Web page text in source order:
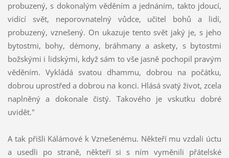
probuzený, s dokonalým věděním a jednáním, takto jdoucí,
vidící svět, neporovnatelný vůdce, učitel bohů a lidí,
probuzený, vznešený. On ukazuje tento svět jaký je, s jeho
bytostmi, bohy, démony, bráhmany a askety, s bytostmi
božskými i lidskými, když sám to vše jasně pochopil pravým
věděním. Vykládá svatou dhammu, dobrou na počátku,
dobrou uprostřed a dobrou na konci. Hlásá svatý život, zcela
naplněný a dokonale čistý. Takového je vskutku dobré
uvidět."
A tak přišli Kálámové k Vznešenému. Někteří mu vzdali úctu
a usedli po straně, někteří si s ním vyměnili přátelské